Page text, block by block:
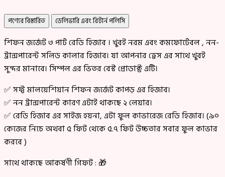
পণ্যের বিস্তারিত ডেলিভারি এবং রিটার্ন পলিসি
শিফন জর্জেট ৩ পার্ট রেডি হিজাব । খুবই নরম এবং কমফোর্টেবল , নন-
ট্রান্সপারেন্ট সলিড কালার হিজাব। যা আপনার ড্রেস এর সাথে খুবই
সুন্দর মানাবে। সিম্পল এর ভিতর বেস্ট প্রোডাক্ট এটি।
✅ সফ্ট মালয়েশিয়ান শিফন জর্জেট কাপড় এর হিজাব।
✅ নন ট্রান্সপারেন্ট কারণ এটাই থাকছে ২ লেয়ার।
✅ রেডি হিজাব এর সাইজ হয়না, এটা ফুল কাভারেজ রেডি হিজাব। (৯০
কেজের নিচে অথবা ৫ ফিট থেকে ৫.৭ ফিট উচ্চতার সবার ফুল কাভার
করবে )
সাথে থাকছে আকর্ষণী গিফট : 🎁